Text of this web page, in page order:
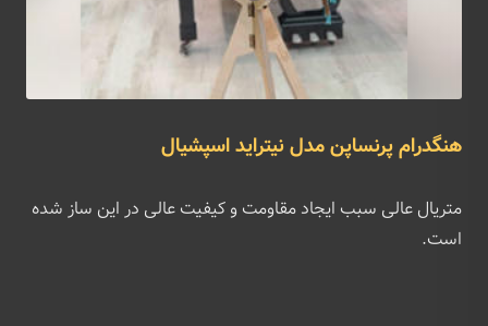
هنگدرام پرنساپن مدل نیتراید اسپشیال
متریال عالی سبب ایجاد مقاومت و کیفیت عالی در این ساز شده
است.